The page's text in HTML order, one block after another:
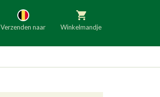
Verzenden naar Winkelmandje